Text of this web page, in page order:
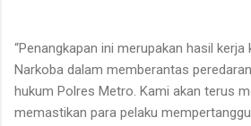
“Penangkapan ini merupakan hasil
Narkoba dalam memberantas
hukum Polres Metro. Kami akan terus
memastikan para pelaku